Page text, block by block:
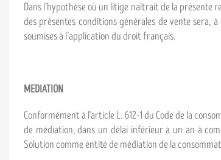
Dans l’hypothèse où un litige naîtrait de la
des présentes conditions générales de vente sera,
soumises à l’application du droit français.
MEDIATION
Conformément à l'article L. 612-1 du Code de la
de médiation, dans un délai inférieur à un an à
Solution comme entité de médiation de la